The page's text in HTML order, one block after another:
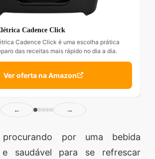
Cadence Click
Cadence Click é uma escolha prática
das receitas mais rápido no dia a dia.
Ver oferta na Amazon
← →
por uma bebida
e saudável para se refrescar